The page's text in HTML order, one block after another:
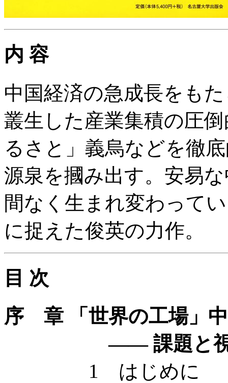
内 容
中国経済の急成長をも
叢生した産業集積の圧
るさと」義烏などを徹
源泉を摑み出す。安易
間なく生まれ変わって
に捉えた俊英の力作。
目 次
序 章 「世界の工場」
—— 課題と視
1 はじめに